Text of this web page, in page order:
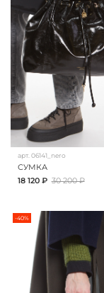
арт.06141_nero
СУМКА
18 120 ₽ 30 200 ₽
-40%